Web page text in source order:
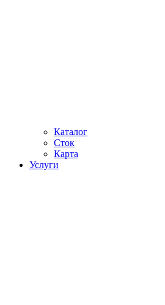
Каталог
Сток
Карта
Услуги